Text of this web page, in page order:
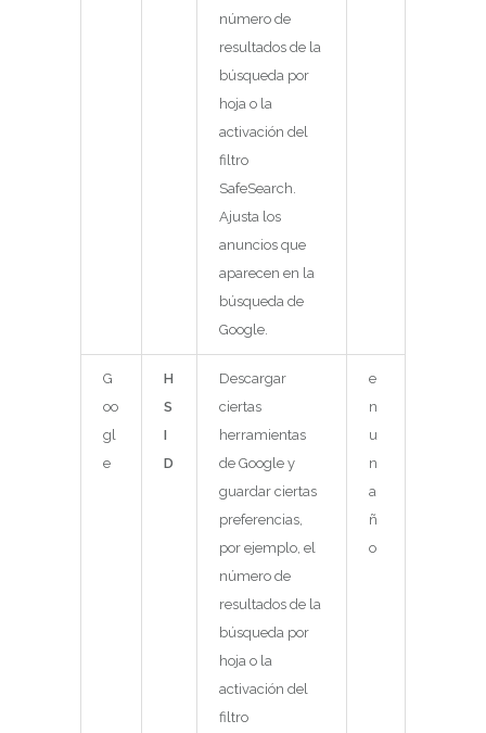
número de
resultados de la
búsqueda por
hoja o la
activación del
filtro
SafeSearch.
Ajusta los
anuncios que
aparecen en la
búsqueda de
Google.
G
oo
gl
e
H
S
I
D
Descargar
ciertas
herramientas
de Google y
guardar ciertas
preferencias,
por ejemplo, el
número de
resultados de la
búsqueda por
hoja o la
activación del
filtro
e
n
u
n
a
ñ
o